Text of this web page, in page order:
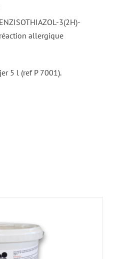
3(2H)-
allergique
5 l (ref P 7001).